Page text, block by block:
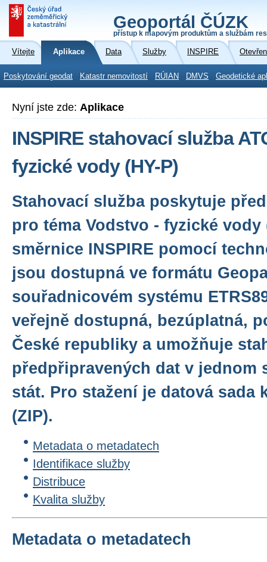
Geoportál ČÚZK
přístup k mapovým produktům a službám
Vítejte Aplikace Data Služby INSPIRE
Poskytování geodat Katastr nemovitostí RÚIAN DMVS Geodetické
Nyní jste zde: Aplikace
INSPIRE stahovací služba
fyzické vody (HY-P)
Stahovací služba poskytuje
pro téma Vodstvo - fyzické vody
směrnice INSPIRE pomocí
jsou dostupná ve formátu
souřadnicovém systému
veřejně dostupná, bezúplatná,
České republiky a umožňuje
předpřipravených dat v jednom
stát. Pro stažení je datová sada
(ZIP).
Metadata o metadatech
Identifikace služby
Distribuce
Kvalita služby
Metadata o metadatech